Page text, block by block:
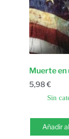
Muerte en
5,98€
Sin
Añadir